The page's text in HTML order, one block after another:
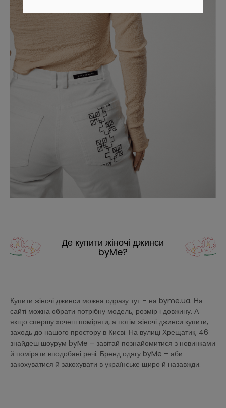
Де купити жіночі джинси
byMe?
Купити жіночі джинси можна одразу тут – на byme.ua. На
сайті можна обрати потрібну модель, розмір і довжину. А
якщо спершу хочеш поміряти, а потім жіночі джинси купити,
заходь до нашого простору в Києві. На вулиці Хрещатик, 46
знайдеш шоурум byMe – завітай познайомитися з новинками
й поміряти вподобані речі. Бренд одягу byMe – аби
закохуватися й закохувати в українське щиро й назавжди.